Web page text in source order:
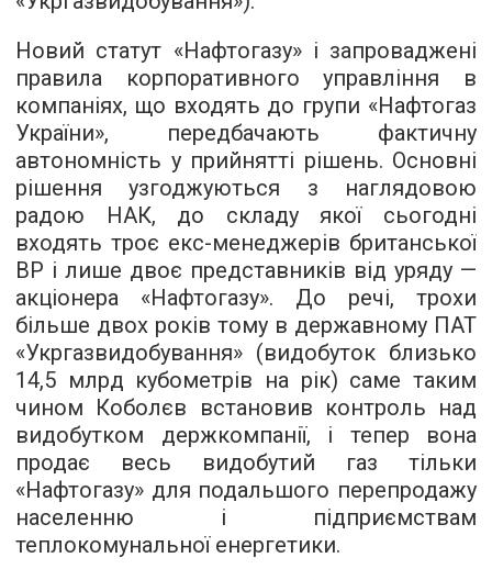
Новий статут «Нафтогазу» і запроваджені
правила корпоративного управління в
компаніях, що входять до групи «Нафтогаз
України», передбачають фактичну
автономність у прийнятті рішень. Основні
рішення узгоджуються з наглядовою
радою НАК, до складу якої сьогодні
входять троє екс-менеджерів британської
BP і лише двоє представників від уряду —
акціонера «Нафтогазу». До речі, трохи
більше двох років тому в державному ПАТ
«Укргазвидобування» (видобуток близько
14,5 млрд кубометрів на рік) саме таким
чином Коболєв встановив контроль над
видобутком держкомпанії, і тепер вона
продає весь видобутий газ тільки
«Нафтогазу» для подальшого перепродажу
населенню і підприємствам
теплокомунальної енергетики.